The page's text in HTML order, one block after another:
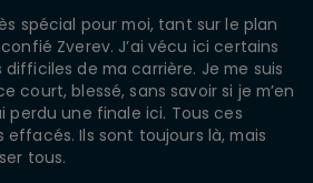
spécial pour moi, tant sur le plan
Zverev. J’ai vécu ici certains
de ma carrière. Je me suis
court, blessé, sans savoir si je m’en
perdu une finale ici. Tous ces
effacés. Ils sont toujours là, mais
tous.